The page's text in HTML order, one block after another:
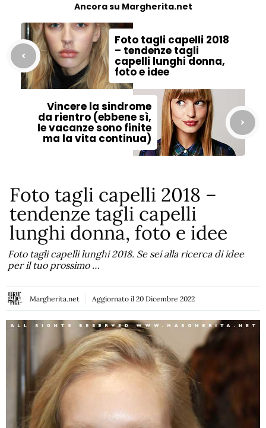
Ancora su Margherita.net
Foto tagli capelli 2018
– tendenze tagli
capelli lunghi donna,
foto e idee
Vincere la sindrome
da rientro (ebbene sì,
le vacanze sono finite
ma la vita continua)
Foto tagli capelli 2018 –
tendenze tagli capelli
lunghi donna, foto e idee
Foto tagli capelli lunghi 2018. Se sei alla ricerca di idee
per il tuo prossimo …
Margherita.net Aggiornato il 20 Dicembre 2022